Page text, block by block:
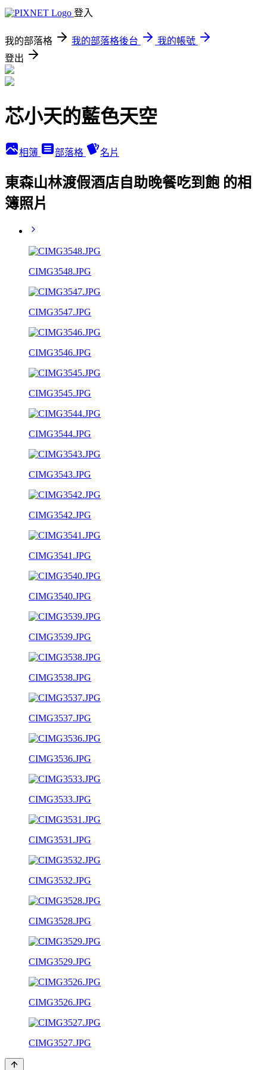
登入
我的部落格 我的部落格後台
我的帳號
登出
芯小天的藍色天空
相簿 部落格 名片
東森山林渡假酒店自助晚餐吃到飽 的相
簿照片
CIMG3548.JPG
CIMG3547.JPG
CIMG3546.JPG
CIMG3545.JPG
CIMG3544.JPG
CIMG3543.JPG
CIMG3542.JPG
CIMG3541.JPG
CIMG3540.JPG
CIMG3539.JPG
CIMG3538.JPG
CIMG3537.JPG
CIMG3536.JPG
CIMG3533.JPG
CIMG3531.JPG
CIMG3532.JPG
CIMG3528.JPG
CIMG3529.JPG
CIMG3526.JPG
CIMG3527.JPG